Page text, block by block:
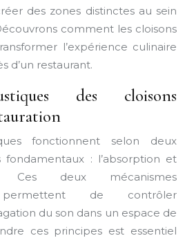
des zones distinctes au sein
comment les cloisons
l’expérience culinaire
d’un restaurant.
des cloisons
fonctionnent selon deux
fondamentaux : l’absorption et
Ces deux mécanismes
permettent de contrôler
du son dans un espace de
ces principes est essentiel